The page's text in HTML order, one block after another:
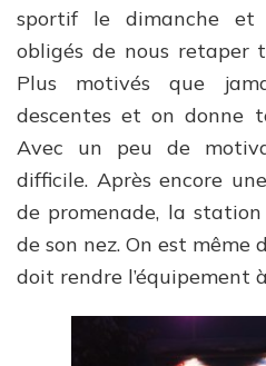
sportif le dimanche et
obligés de nous retaper
Plus motivés que
descentes et on donne
Avec un peu de
difficile. Après encore
de promenade, la
de son nez. On est même
doit rendre l’équipement